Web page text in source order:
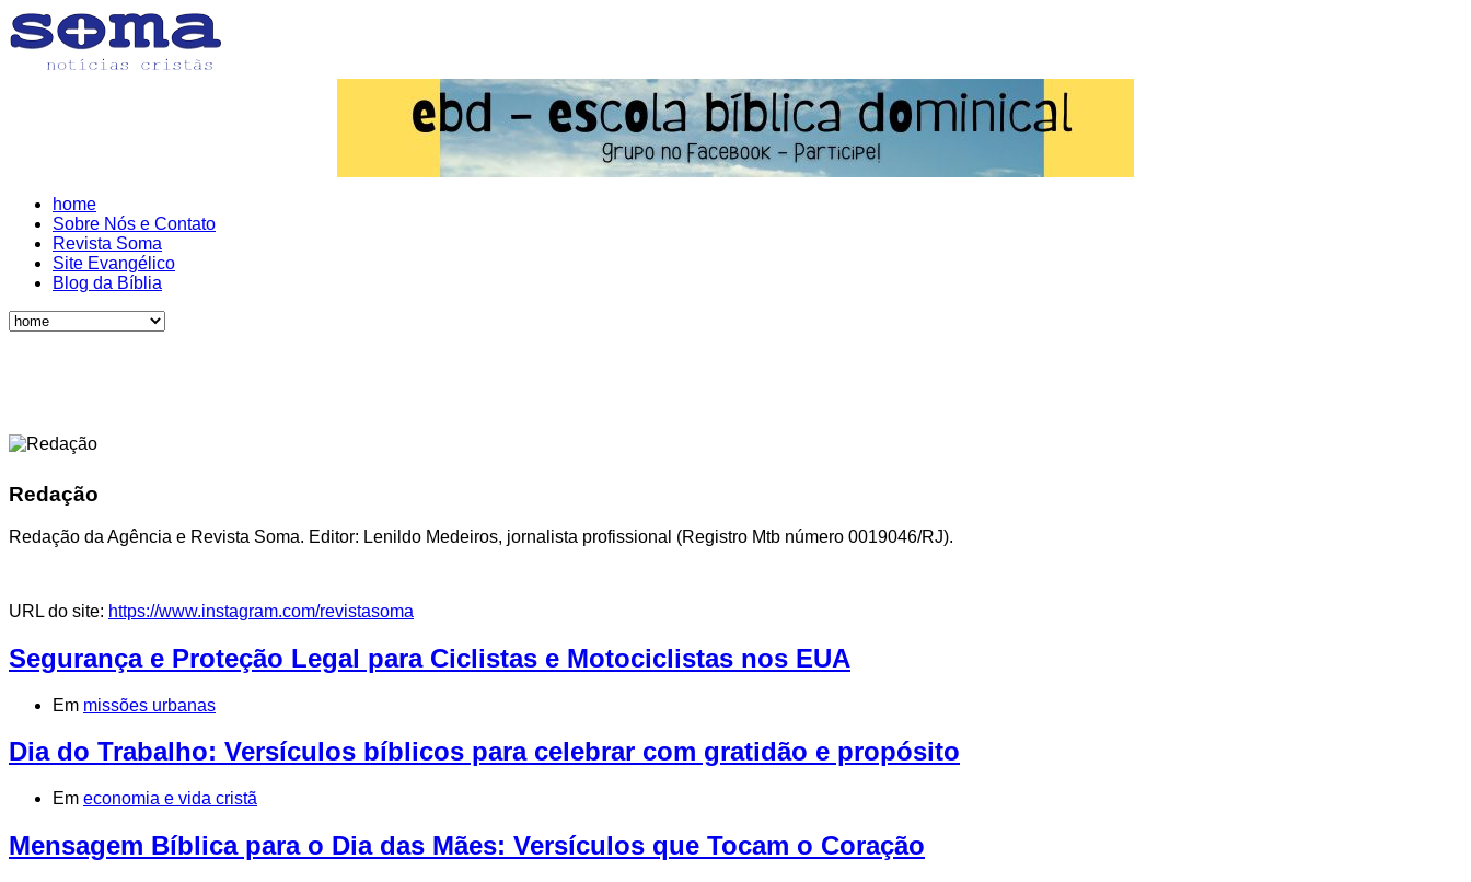
home
Sobre Nós e Contato
Revista Soma
Site Evangélico
Blog da Bíblia
Redação
Redação da Agência e Revista Soma. Editor: Lenildo Medeiros, jornalista profissional (Registro Mtb número 0019046/RJ).
URL do site: https://www.instagram.com/revistasoma
Segurança e Proteção Legal para Ciclistas e Motociclistas nos EUA
Em missões urbanas
Dia do Trabalho: Versículos bíblicos para celebrar com gratidão e propósito
Em economia e vida cristã
Mensagem Bíblica para o Dia das Mães: Versículos que Tocam o Coração